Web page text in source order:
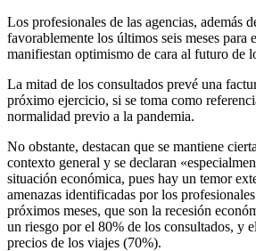
Los profesionales de las agencias, además
favorablemente los últimos seis meses para
manifiestan optimismo de cara al futuro de
La mitad de los consultados prevé una
próximo ejercicio, si se toma como
normalidad previo a la pandemia.
No obstante, destacan que se mantiene
contexto general y se declaran
situación económica, pues hay un temor
amenazas identificadas por los
próximos meses, que son la recesión
un riesgo por el 80% de los consultados, y
precios de los viajes (70%).